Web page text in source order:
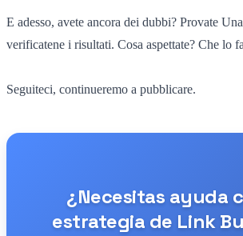
E adesso, avete ancora dei dubbi? Provate
verificatene i risultati. Cosa aspettate? Che lo
Seguiteci, continueremo a pubblicare.
¿Necesitas ayuda
estrategia de Link